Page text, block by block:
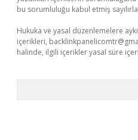
bu sorumluluğu kabul etmiş
Hukuka ve yasal düzenlemelere
içerikleri,
halinde, ilgili içerikler yasal süre